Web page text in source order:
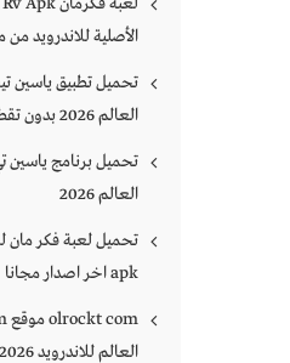
الأصلية للاندرويد من
تحميل تطبيق ياسين
العالم 2026 بدون تقطيع
تحميل برنامج ياسين
العالم 2026
apk اخر اصدار مجانا
العالم للاندرويد 2026 مجانا